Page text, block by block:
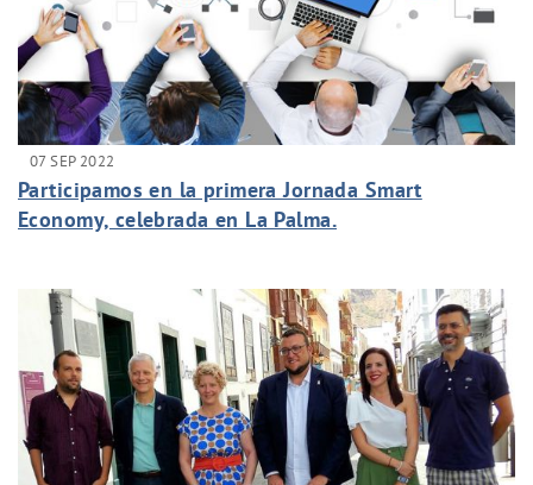
07 SEP 2022
Participamos en la primera Jornada Smart
Economy, celebrada en La Palma.